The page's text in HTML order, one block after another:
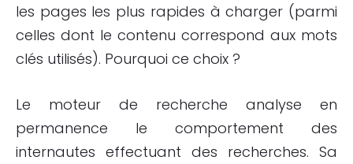
les pages les plus rapides à charger (parmi
celles dont le contenu correspond aux mots
clés utilisés). Pourquoi ce choix ?
Le moteur de recherche analyse en
permanence le comportement des
internautes effectuant des recherches. Sa